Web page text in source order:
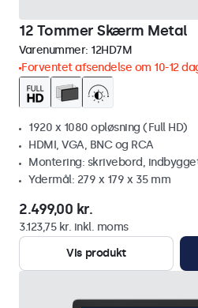
12 Tommer Skærm Metal
Varenummer: 12HD7M
Forventet afsendelse om 10-12
1920 x 1080 opløsning (Full HD)
HDMI, VGA, BNC og RCA
Montering: skrivebord,
Ydermål: 279 x 179 x 35 mm
2.499,00 kr.
3.123,75 kr. inkl. moms
Vis produkt